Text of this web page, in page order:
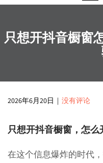
只想开抖音橱窗
2026年6月20日 | 没有评论
只想开抖音橱窗，怎么
在这个信息爆炸的时代